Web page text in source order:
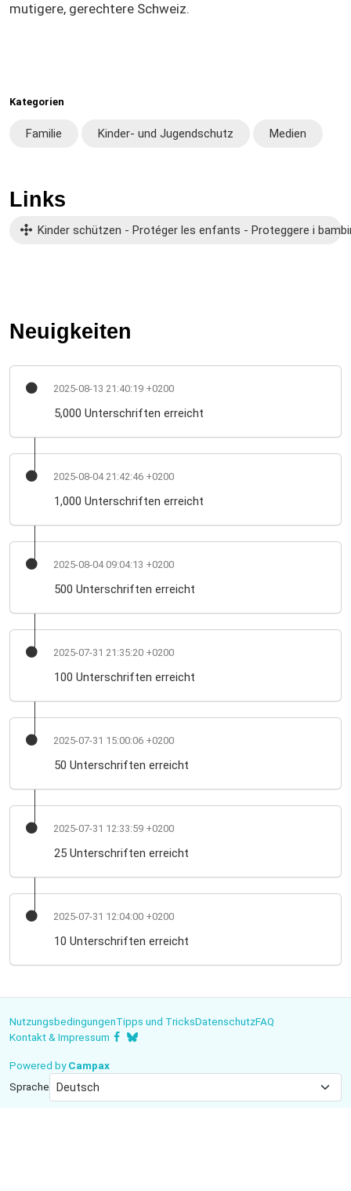
mutigere, gerechtere Schweiz.
Kategorien
Familie Kinder- und Jugendschutz Medien
Links
Kinder schützen - Protéger les enfants - Proteggere i
Neuigkeiten
2025-08-13 21:40:19 +0200
5,000 Unterschriften erreicht
2025-08-04 21:42:46 +0200
1,000 Unterschriften erreicht
2025-08-04 09:04:13 +0200
500 Unterschriften erreicht
2025-07-31 21:35:20 +0200
100 Unterschriften erreicht
2025-07-31 15:00:06 +0200
50 Unterschriften erreicht
2025-07-31 12:33:59 +0200
25 Unterschriften erreicht
2025-07-31 12:04:00 +0200
10 Unterschriften erreicht
Sprache
NutzungsbedingungenTipps und TricksDatenschutzFAQ
Kontakt & Impressum
Powered byCampax